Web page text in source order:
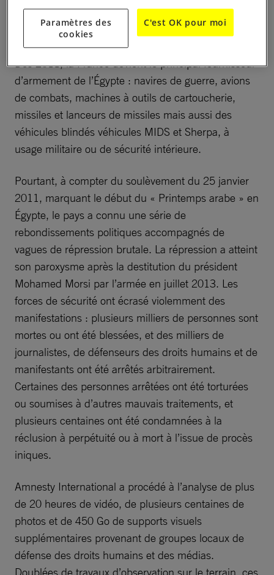
des armes et les droits humains à Amnesty
International
Dès 2011, la France devient le principal fournisseur
d’armement de l’Égypte : navires de guerre, avions
de combats, machines à outils de cartoucherie,
missiles et lanceurs de missiles mais aussi des
véhicules blindés véhicules MIDS et Sherpa, à
usage militaire ou de sécurité intérieure.
Pourtant, à compter du soulèvement du 25 janvier
2011, marquant le début du « Printemps arabe » en
Égypte, le pays a connu une série de
rebondissements politiques accompagnés de
vagues de répression brutale. La répression a atteint
son paroxysme après la destitution du président
Mohamed Morsi par l’armée en juillet 2013. Les
forces de sécurité ont écrasé violemment des
manifestations : plusieurs milliers de personnes sont
mortes ou ont été blessées, et des milliers de
journalistes, de défenseurs des droits humains et de
manifestants ont été arrêtés arbitrairement.
Certaines des personnes arrêtées ont été torturées
ou soumises à d’autres mauvais traitements, et
plusieurs centaines ont été condamnées à la
réclusion à perpétuité ou à mort à l’issue de procès
iniques.
Amnesty International a procédé à l’analyse de plus
de 20 heures de vidéo, de plusieurs centaines de
photos et de 450 Go de supports visuels
supplémentaires provenant de groupes locaux de
défense des droits humains et des médias.
Doublées de travaux d’observation sur le terrain, ces
Paramètres des
cookies
C'est OK pour moi